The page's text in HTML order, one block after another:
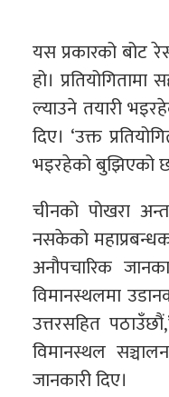
यस प्रकारको बोट
हो।
ल्याउने तयारी
दिए। ‘उक्त
भइरहेको बुझिएको
चीनको पोखरा
नसकेको
अनौपचारिक
विमानस्थलमा
उत्तरसहित
विमानस्थल
जानकारी दिए।